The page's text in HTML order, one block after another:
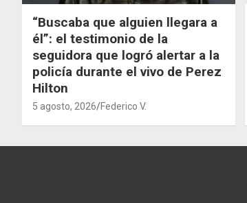
“Buscaba que alguien llegara a
él”: el testimonio de la
seguidora que logró alertar a la
policía durante el vivo de Perez
Hilton
5 agosto, 2026 Federico V.